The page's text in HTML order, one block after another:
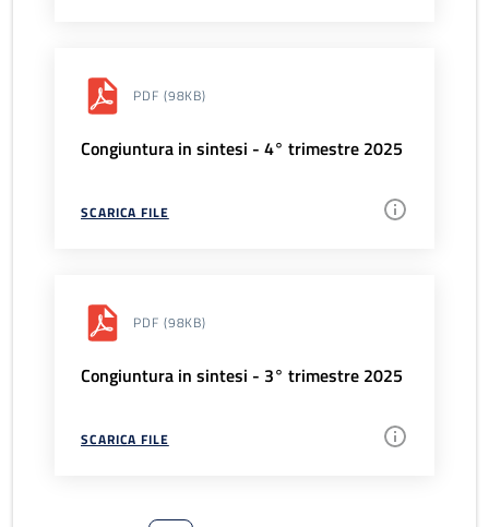
PDF (98KB)
Congiuntura in sintesi - 4° trimestre 2025
SCARICA FILE
PDF (98KB)
Congiuntura in sintesi - 3° trimestre 2025
SCARICA FILE